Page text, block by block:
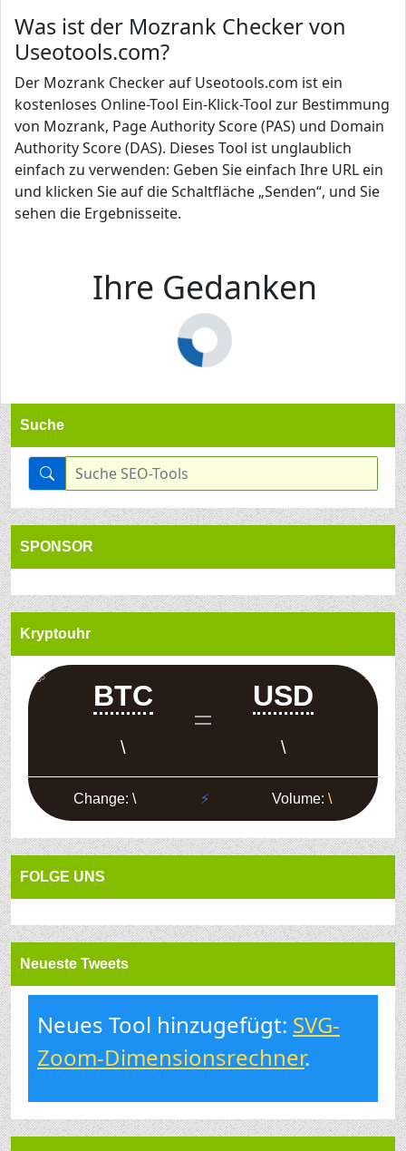
Was ist der Mozrank Checker von
Useotools.com?
Der Mozrank Checker auf Useotools.com ist ein
kostenloses Online-Tool Ein-Klick-Tool zur Bestimmung
von Mozrank, Page Authority Score (PAS) und Domain
Authority Score (DAS). Dieses Tool ist unglaublich
einfach zu verwenden: Geben Sie einfach Ihre URL ein
und klicken Sie auf die Schaltfläche „Senden“, und Sie
sehen die Ergebnisseite.
Ihre Gedanken
Suche
SPONSOR
Kryptouhr
FOLGE UNS
Neueste Tweets
Neues Tool hinzugefügt: SVG-
Zoom-Dimensionsrechner.